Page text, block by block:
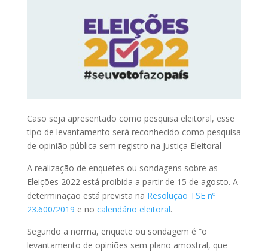
Caso seja apresentado como pesquisa eleitoral, esse
tipo de levantamento será reconhecido como pesquisa
de opinião pública sem registro na Justiça Eleitoral
A realização de enquetes ou sondagens sobre as
Eleições 2022 está proibida a partir de 15 de agosto. A
determinação está prevista na Resolução TSE nº
23.600/2019 e no calendário eleitoral.
Segundo a norma, enquete ou sondagem é “o
levantamento de opiniões sem plano amostral, que